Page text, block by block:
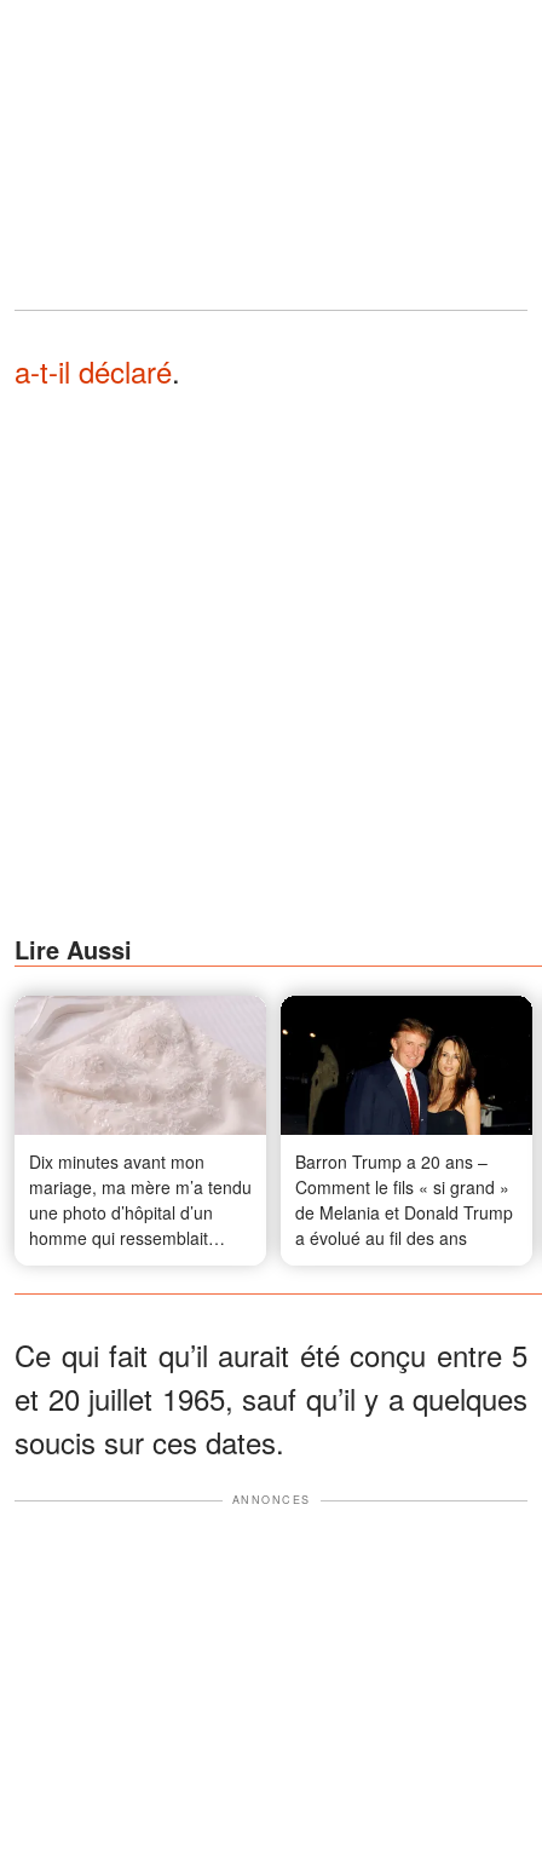
a-t-il déclaré.
Lire Aussi
Dix minutes avant mon
mariage, ma mère m’a tendu
une photo d’hôpital d’un
homme qui ressemblait
exactement à mon fiancé –
Puis mon fiancé a avoué que
photo
Barron Trump a 20 ans –
Comment le fils « si grand »
de Melania et Donald Trump
a évolué au fil des ans
Ce qui fait qu’il aurait été conçu entre 5
et 20 juillet 1965, sauf qu’il y a quelques
soucis sur ces dates.
ANNONCES